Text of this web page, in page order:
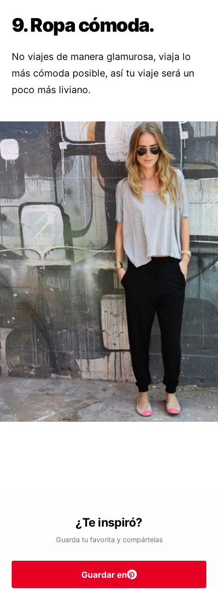
9. Ropa cómoda.
No viajes de manera glamurosa, viaja lo
más cómoda posible, así tu viaje será un
poco más liviano.
¿Te inspiró?
Guarda tu favorita y compártelas
Guardar en